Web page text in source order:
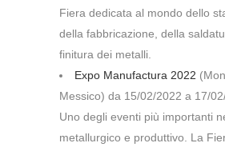
Fiera dedicata al mondo dello
della fabbricazione, della
finitura dei metalli.
Expo Manufactura 2022
Messico) da 15/02/2022 a 17/
Uno degli eventi più importanti
metallurgico e produttivo. La